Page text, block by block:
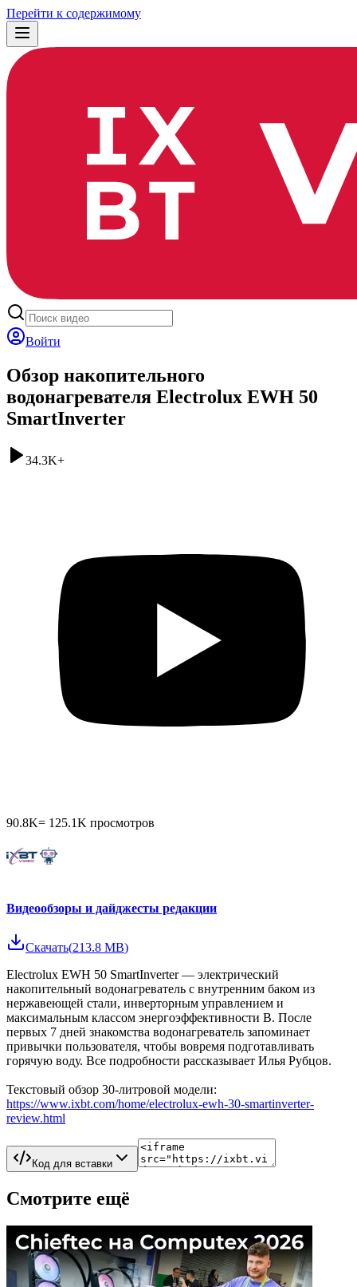
Перейти к содержимому
Войти
Обзор накопительного
водонагревателя Electrolux EWH 50
SmartInverter
34.3K+
90.8K= 125.1K просмотров
Видеообзоры и дайджесты редакции
Скачать(213.8 MB)
Electrolux EWH 50 SmartInverter — электрический
накопительный водонагреватель с внутренним баком из
нержавеющей стали, инверторным управлением и
максимальным классом энергоэффективности B. После
первых 7 дней знакомства водонагреватель запоминает
привычки пользователя, чтобы вовремя подготавливать
горячую воду. Все подробности рассказывает Илья Рубцов.
Текстовый обзор 30-литровой модели:
https://www.ixbt.com/home/electrolux-ewh-30-smartinverter-
review.html
Код для вставки
Смотрите ещё